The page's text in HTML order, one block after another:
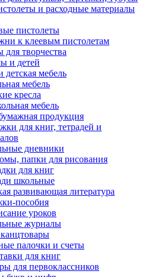
и расходные материалы
пистолеты
к клеевым пистолетам
для творчества
и детей
мебель
мебель
кресла
мебель
продукция
для книг, тетрадей и
дневники
папки для рисования
для книг
школьные
развивающая литература
пособия
уроков
журналы
палочки и счеты
для книг
для первоклассников